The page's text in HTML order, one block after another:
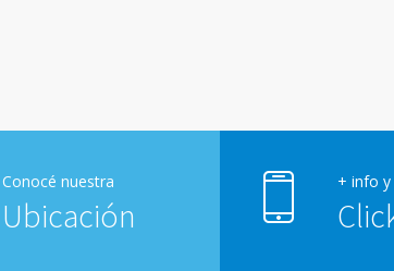
Conocé nuestra
Ubicación
+ info